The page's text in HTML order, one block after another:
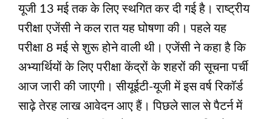
यूजी 13 मई तक के लिए स्‍थगित कर दी गई है। राष्ट्रीय
परीक्षा एजेंसी ने कल रात यह घोषणा की। पहले यह
परीक्षा 8 मई से शुरू होने वाली थी। एजेंसी ने कहा है कि
अभ्‍यार्थियों के लिए परीक्षा केंद्रों के शहरों की सूचना पर्ची
आज जारी की जाएगी। सीयूईटी-यूजी में इस वर्ष रिकॉर्ड
साढ़े तेरह लाख आवेदन आए हैं। पिछले साल से पैटर्न में